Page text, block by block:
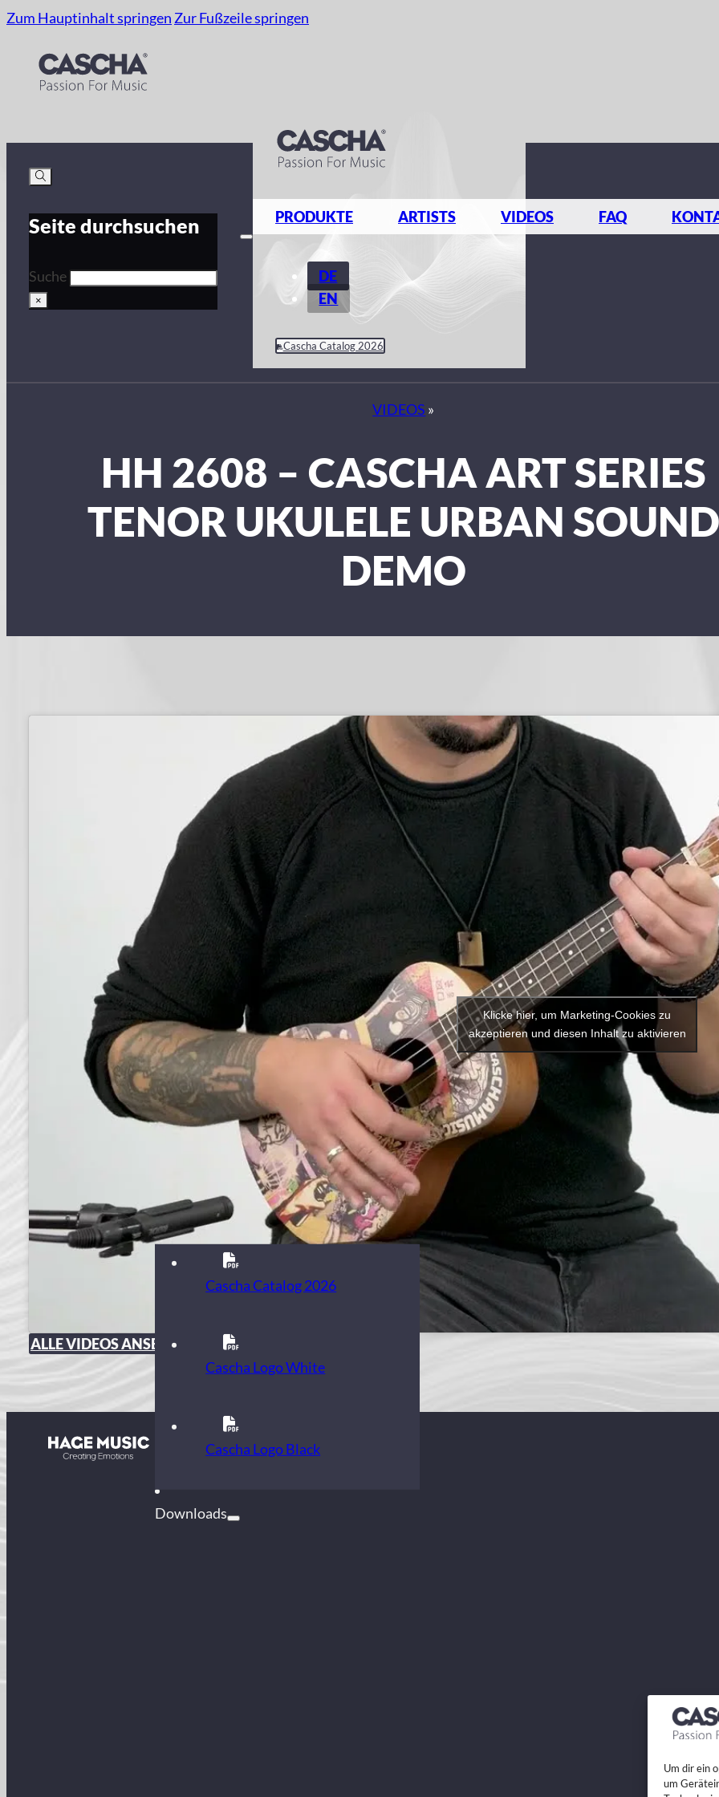
Um dir ein
um
Zum Hauptinhalt springen Zur Fußzeile springen
Seite durchsuchen
Suche
×
PRODUKTE ARTISTS VIDEOS FAQ
DE
EN
Cascha Catalog 2026
VIDEOS »
HH 2608 – CASCHA ART SERIES
TENOR UKULELE URBAN SOUND
DEMO
Klicke hier, um Marketing-Cookies zu
akzeptieren und diesen Inhalt zu aktivieren
ALLE VIDEOS ANSEHEN
Kontakt
Downloads
Cascha Catalog 2026
Cascha Logo White
Cascha Logo Black